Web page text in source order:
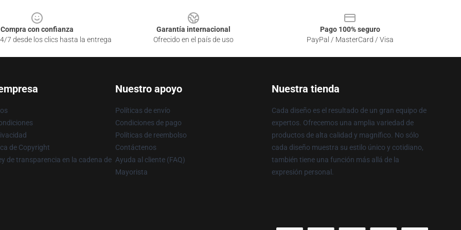
Compra con confianza
7 desde los clics hasta la entrega
Garantía internacional
Ofrecido en el país de uso
Pago 100% seguro
PayPal / MasterCard / Visa
de Copyright
de transparencia en la cadena de
Nuestro apoyo
Políticas de envío
Condiciones de pago
Políticas de reembolso
Contáctenos
Ayuda al cliente (FAQ)
Mayorista
Nuestra tienda
Cada diseño es el resultado de un gran equipo de
expertos. Ofrecemos una amplia variedad de
productos de alta calidad y magnífico. No sólo
cada diseño muestra su estilo único y cotidiano,
también tiene una función más allá de la
expresión personal.